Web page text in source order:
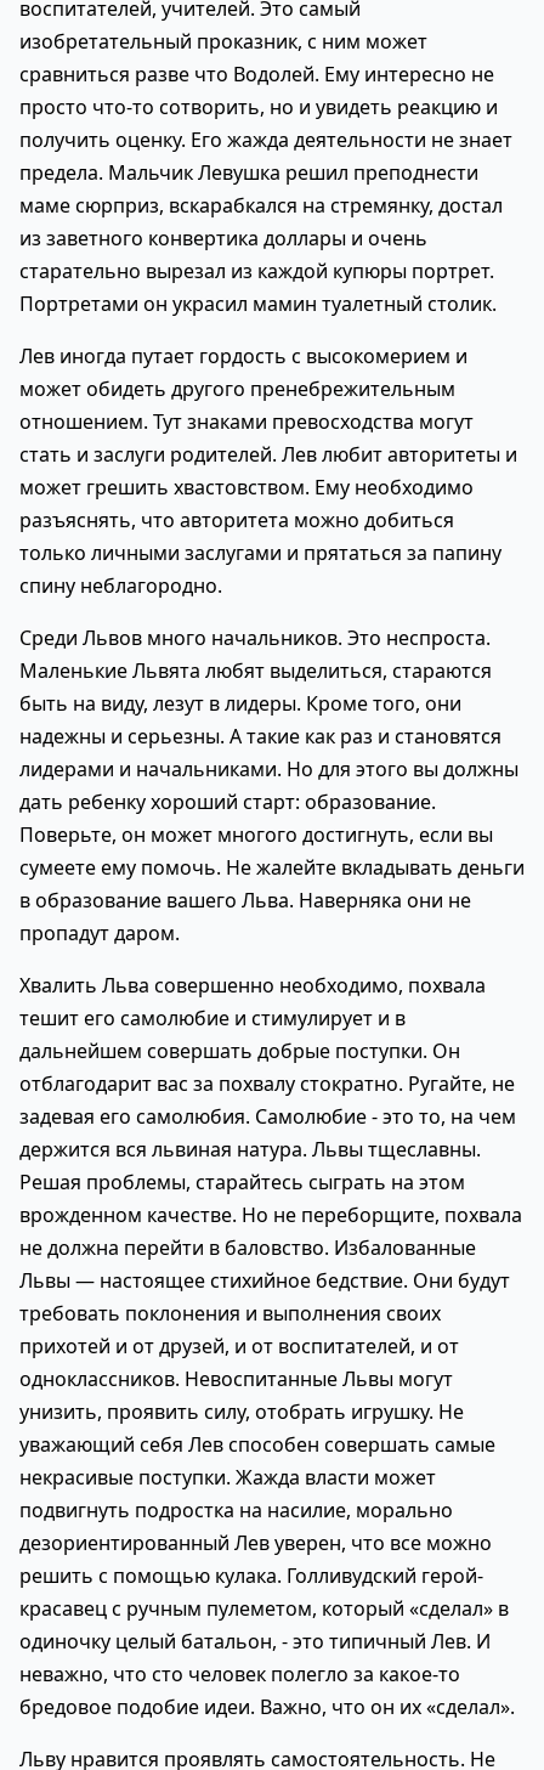
воспитателей, учителей. Это самый
изобретательный проказник, с ним может
сравниться разве что Водолей. Ему интересно не
просто что-то сотворить, но и увидеть реакцию и
получить оценку. Его жажда деятельности не знает
предела. Мальчик Левушка решил преподнести
маме сюрприз, вскарабкался на стремянку, достал
из заветного конвертика доллары и очень
старательно вырезал из каждой купюры портрет.
Портретами он украсил мамин туалетный столик.
Лев иногда путает гордость с высокомерием и
может обидеть другого пренебрежительным
отношением. Тут знаками превосходства могут
стать и заслуги родителей. Лев любит авторитеты и
может грешить хвастовством. Ему необходимо
разъяснять, что авторитета можно добиться
только личными заслугами и прятаться за папину
спину неблагородно.
Среди Львов много начальников. Это неспроста.
Маленькие Львята любят выделиться, стараются
быть на виду, лезут в лидеры. Кроме того, они
надежны и серьезны. А такие как раз и становятся
лидерами и начальниками. Но для этого вы должны
дать ребенку хороший старт: образование.
Поверьте, он может многого достигнуть, если вы
сумеете ему помочь. Не жалейте вкладывать деньги
в образование вашего Льва. Наверняка они не
пропадут даром.
Хвалить Льва совершенно необходимо, похвала
тешит его самолюбие и стимулирует и в
дальнейшем совершать добрые поступки. Он
отблагодарит вас за похвалу стократно. Ругайте, не
задевая его самолюбия. Самолюбие - это то, на чем
держится вся львиная натура. Львы тщеславны.
Решая проблемы, старайтесь сыграть на этом
врожденном качестве. Но не переборщите, похвала
не должна перейти в баловство. Избалованные
Львы — настоящее стихийное бедствие. Они будут
требовать поклонения и выполнения своих
прихотей и от друзей, и от воспитателей, и от
одноклассников. Невоспитанные Львы могут
унизить, проявить силу, отобрать игрушку. Не
уважающий себя Лев способен совершать самые
некрасивые поступки. Жажда власти может
подвигнуть подростка на насилие, морально
дезориентированный Лев уверен, что все можно
решить с помощью кулака. Голливудский герой-
красавец с ручным пулеметом, который «сделал» в
одиночку целый батальон, - это типичный Лев. И
неважно, что сто человек полегло за какое-то
бредовое подобие идеи. Важно, что он их «сделал».
Льву нравится проявлять самостоятельность. Не